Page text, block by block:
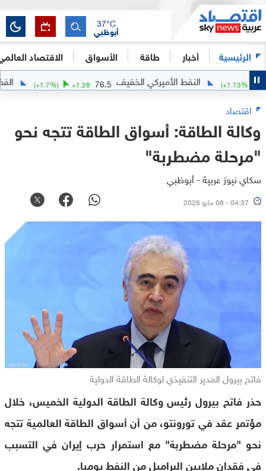
الرئيسية أخبار طاقة الأسواق الاقتصاد
أبوظبي
37°C
(+ 1.13 النفط الأميركي الخفيف 76.5
+1.28
( +1.7%) الفضة
اقتصاد
وكالة الطاقة: أسواق الطاقة تتجه نحو
"مرحلة مضطربة"
سكاي نيوز عربية - أبوظبي
04:37 - 08 مايو 2026
فاتح بيرول المدير التنفيذي لوكالة الطاقة الدولية
حذر فاتح بيرول رئيس وكالة الطاقة الدولية الخميس، خلال
مؤتمر عقد في تورونتو، من أن أسواق الطاقة العالمية تتجه
نحو "مرحلة مضطربة" مع استمرار حرب إيران في التسبب
في فقدان ملايين البراميل من النفط يوميا.